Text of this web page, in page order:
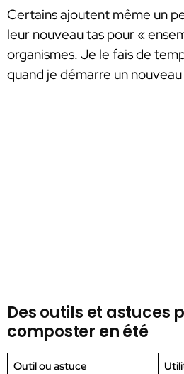
Certains ajoutent même un
leur nouveau tas pour «
organismes. Je le fais de
quand je démarre un
Des outils et astuces
composter en été
Outil ou astuce